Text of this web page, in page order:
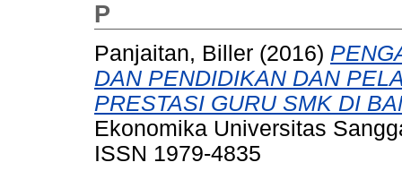
P
Panjaitan, Biller (2016)
DAN PENDIDIKAN DAN
PRESTASI GURU SMK DI
Ekonomika Universitas
ISSN 1979-4835